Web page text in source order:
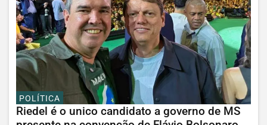
POLÍTICA
Riedel é o unico candidato a governo de MS